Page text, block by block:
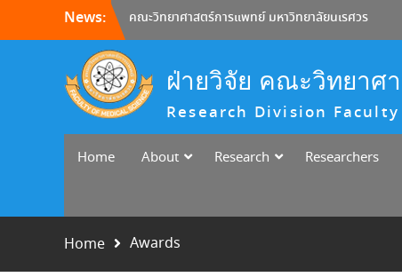
News:
ได้จัดกิจกรรมการเสวนางานวิจัย “MedSci
Reseach Cluster”
หน่วยวิจัย คณะวิทยาศาสตร์การแพทย์ ขอเชิญผู้
สนใจเข้าร่วมการเสวนางานวิจัย ในหัวข้อ “When
Molecules Become Diagnostics”
(Building Real-World Detection with
Aptamers at MedSciNU)
ขอเชิญนักวิจัยและผู้ประกอบการร่วมกิจกรรม
ฝ่ายวิจัย คณะวิทยาศ
Research Division
Home About Research Researchers
Home
Awards